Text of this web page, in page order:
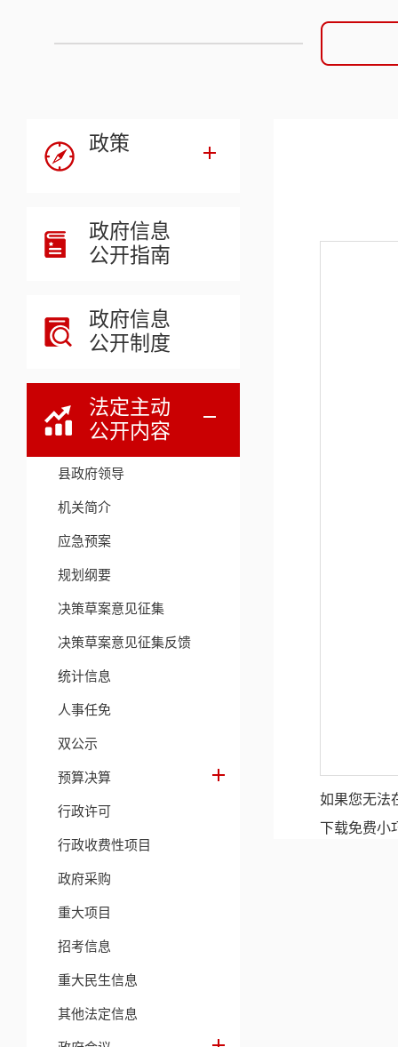
政策
政府信息
公开指南
政府信息
公开制度
法定主动
公开内容
县政府领导
机关简介
应急预案
规划纲要
决策草案意见征集
决策草案意见征集反馈
统计信息
人事任免
双公示
预算决算
行政许可
行政收费性项目
政府采购
重大项目
招考信息
重大民生信息
其他法定信息
如果您无法
下载免费小